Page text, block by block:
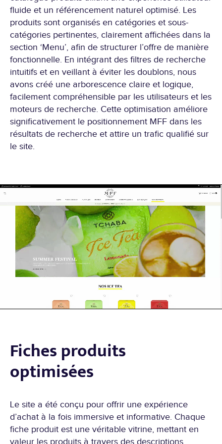
fluide et un référencement naturel optimisé. Les
produits sont organisés en catégories et sous-
catégories pertinentes, clairement affichées dans la
section ‘Menu’, afin de structurer l’offre de manière
fonctionnelle. En intégrant des filtres de recherche
intuitifs et en veillant à éviter les doublons, nous
avons créé une arborescence claire et logique,
facilement compréhensible par les utilisateurs et les
moteurs de recherche. Cette optimisation améliore
significativement le positionnement MFF dans les
résultats de recherche et attire un trafic qualifié sur
le site.
Fiches produits
optimisées
Le site a été conçu pour offrir une expérience
d’achat à la fois immersive et informative. Chaque
fiche produit est une véritable vitrine, mettant en
valeur les produits à travers des descriptions